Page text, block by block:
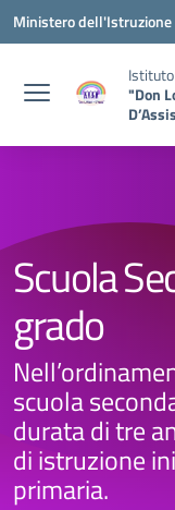
Vai ai contenuti
Vai al menu di
Vai al footer
Ministero
"Don
Scuola
grado
scuola
durata di tre
di istruzione
primaria.